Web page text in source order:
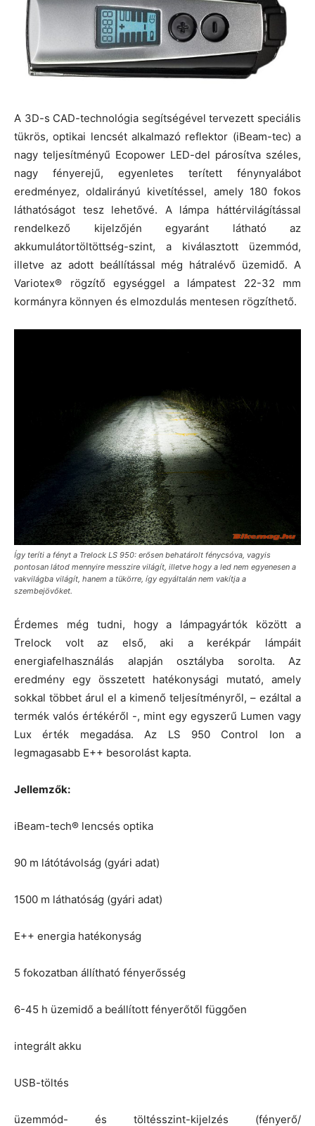
A 3D-s CAD-technológia segítségével tervezett speciális
tükrös, optikai lencsét alkalmazó reflektor (iBeam-tec) a
nagy teljesítményű Ecopower LED-del párosítva széles,
nagy fényerejű, egyenletes terített fénynyalábot
eredményez, oldalirányú kivetítéssel, amely 180 fokos
láthatóságot tesz lehetővé. A lámpa háttérvilágítással
rendelkező kijelzőjén egyaránt látható az
akkumulátortöltöttség-szint, a kiválasztott üzemmód,
illetve az adott beállítással még hátralévő üzemidő. A
Variotex® rögzítő egységgel a lámpatest 22-32 mm
kormányra könnyen és elmozdulás mentesen rögzíthető.
Így teríti a fényt a Trelock LS 950: erősen behatárolt fénycsóva, vagyis
pontosan látod mennyire messzire világít, illetve hogy a led nem egyenesen a
vakvilágba világít, hanem a tükörre, így egyáltalán nem vakítja a
szembejövőket.
Érdemes még tudni, hogy a lámpagyártók között a
Trelock volt az első, aki a kerékpár lámpáit
energiafelhasználás alapján osztályba sorolta. Az
eredmény egy összetett hatékonysági mutató, amely
sokkal többet árul el a kimenő teljesítményről, – ezáltal a
termék valós értékéről -, mint egy egyszerű Lumen vagy
Lux érték megadása. Az LS 950 Control Ion a
legmagasabb E++ besorolást kapta.
Jellemzők:
iBeam-tech® lencsés optika
90 m látótávolság (gyári adat)
1500 m láthatóság (gyári adat)
E++ energia hatékonyság
5 fokozatban állítható fényerősség
6-45 h üzemidő a beállított fényerőtől függően
integrált akku
USB-töltés
üzemmód- és töltésszint-kijelzés (fényerő/